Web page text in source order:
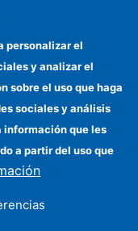
personalizar el
y analizar el
sobre el uso que haga
sociales y análisis
información que les
a partir del uso que